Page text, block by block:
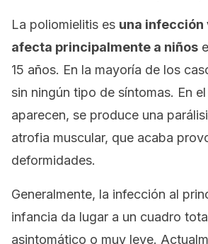
La poliomielitis es una
afecta principalmente a niños
15 años. En la mayoría de los
sin ningún tipo de síntomas. En
aparecen, se produce una
atrofia muscular, que acaba
deformidades.
Generalmente, la infección al
infancia da lugar a un cuadro
asintomático o muy leve.